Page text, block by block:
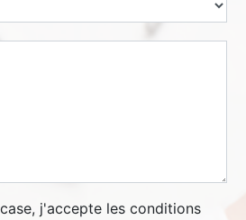
j'accepte les conditions